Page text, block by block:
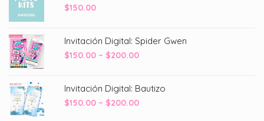
$150.00
Invitación Digital: Spider Gwen
$150.00 – $200.00Price
through
$200.00
Invitación Digital: Bautizo
$150.00 – $200.00Price